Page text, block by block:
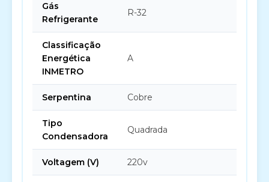
Gás
Refrigerante
R-32
Classificação
Energética
INMETRO
A
Serpentina Cobre
Tipo
Condensadora
Quadrada
Voltagem (V) 220v